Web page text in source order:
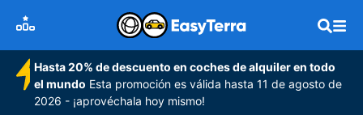
Hasta 20% de descuento en coches de alquiler en todo
el mundo Esta promoción es válida hasta 11 de agosto de
2026 - ¡aprovéchala hoy mismo!